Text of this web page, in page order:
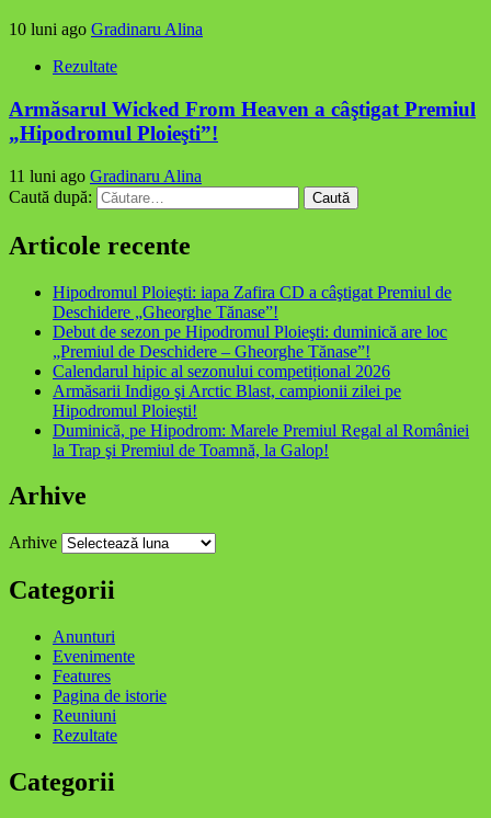
10 luni ago Gradinaru Alina
Rezultate
Armăsarul Wicked From Heaven a câştigat Premiul
„Hipodromul Ploieşti”!
11 luni ago Gradinaru Alina
Caută după:
Articole recente
Hipodromul Ploieşti: iapa Zafira CD a câştigat Premiul de
Deschidere „Gheorghe Tănase”!
Debut de sezon pe Hipodromul Ploieşti: duminică are loc
„Premiul de Deschidere – Gheorghe Tănase”!
Calendarul hipic al sezonului competițional 2026
Armăsarii Indigo şi Arctic Blast, campionii zilei pe
Hipodromul Ploieşti!
Duminică, pe Hipodrom: Marele Premiul Regal al României
la Trap şi Premiul de Toamnă, la Galop!
Arhive
Arhive
Categorii
Anunturi
Evenimente
Features
Pagina de istorie
Reuniuni
Rezultate
Categorii